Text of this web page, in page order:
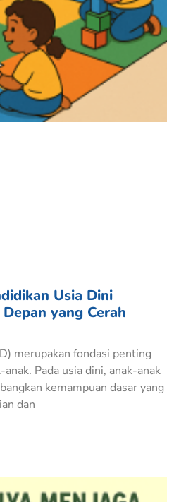
Usia Dini
yang Cerah
merupakan fondasi penting
Pada usia dini, anak-anak
kemampuan dasar yang
dan